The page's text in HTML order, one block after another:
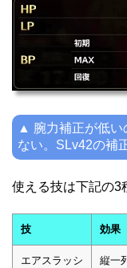
▲ 腕力補正が低い
ない。SLv42の補
使える技は下記の3
技 効果
エアスラッシ
縦一